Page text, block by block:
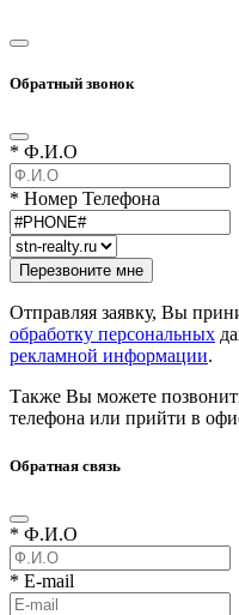
Обратный звонок
* Ф.И.О
* Номер Телефона
Отправляя заявку, Вы
обработку персональных
рекламной информации.
Также Вы можете
телефона или прийти в
Обратная связь
* Ф.И.О
* E-mail